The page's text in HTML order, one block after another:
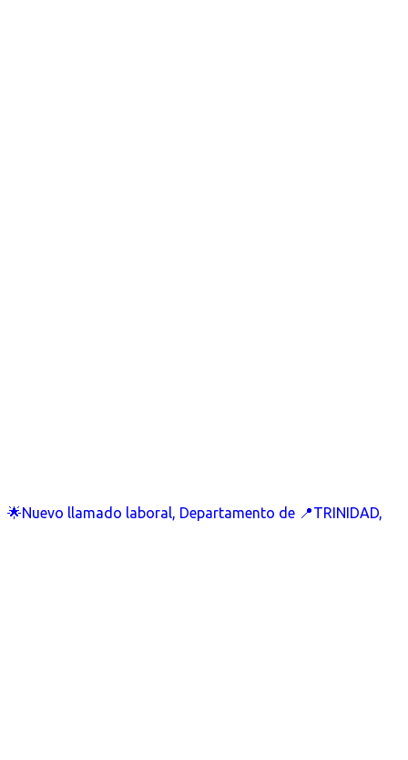
🌟Nuevo llamado laboral, Departamento de 📍TRINIDAD,